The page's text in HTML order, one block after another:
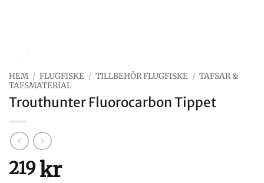
HEM / FLUGFISKE / TILLBEHÖR FLUGFISKE / TAFSAR &
TAFSMATERIAL
Trouthunter Fluorocarbon Tippet
219kr